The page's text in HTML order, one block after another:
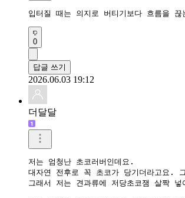
입터질 때는 의지로 버티기보다 흐름을
0
답글 쓰기
2026.06.03 19:12
더달달
저는 엄청난 초코러버인데요.
대자연 전후로 꼭 초코가 당기더라고요.
그래서 저는 견과류에 저당초코잼 살짝